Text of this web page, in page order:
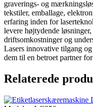
graverings- og
tekstiler, emballage,
erfaring inden for
levere højtydende
driftsomkostninger og
Lasers innovative tilgang
dem til en betroet partner
Relaterede